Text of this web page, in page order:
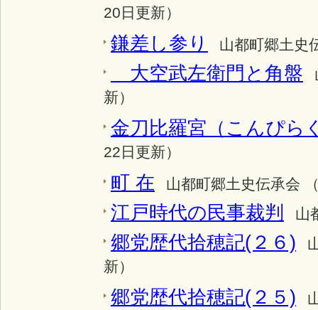
20日更新）
鎌差し参り
山都町郷土史
大空武左衛門と角盤
新）
金刀比羅宮（こんぴら
22日更新）
町 在
山都町郷土史伝承会
江戸時代の民事裁判 山
郷党歴代拾穂記(２６)
新）
郷党歴代拾穂記(２５)